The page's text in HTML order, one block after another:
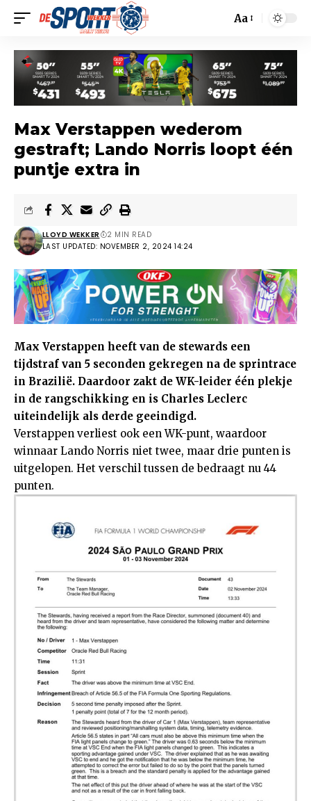
Aa
Max Verstappen wederom
gestraft; Lando Norris loopt één
puntje extra in
LAST UPDATED: NOVEMBER 2, 2024 14:24
LLOYD WEKKER 2 MIN READ
Max Verstappen heeft van de stewards een
tijdstraf van 5 seconden gekregen na de sprintrace
in Brazilië. Daardoor zakt de WK-leider één plekje
in de rangschikking en is Charles Leclerc
uiteindelijk als derde geeindigd.
Verstappen verliest ook een WK-punt, waardoor
winnaar Lando Norris niet twee, maar drie punten is
uitgelopen. Het verschil tussen de bedraagt nu 44
punten.